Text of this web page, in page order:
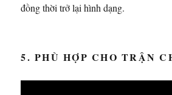
đồng thời trở lại hình dạng.
5. PHÙ HỢP CHO TRẬN